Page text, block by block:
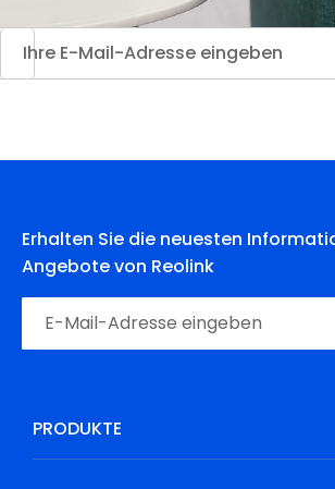
Erhalten Sie die neuesten
Angebote von Reolink
PRODUKTE